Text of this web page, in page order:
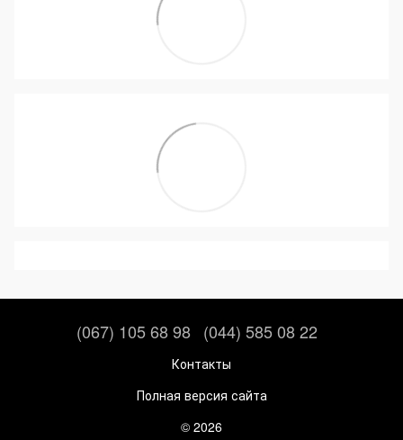
(067) 105 68 98 (044) 585 08 22
Контакты
Полная версия сайта
© 2026